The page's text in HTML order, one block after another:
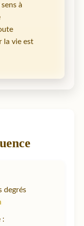
à
la vie est
degrés
: